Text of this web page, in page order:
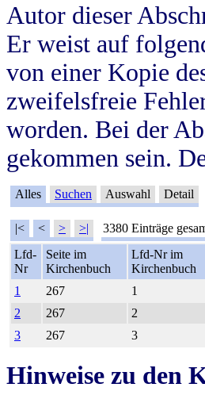
Autor dieser
Er weist auf
von einer Kopie
zweifelsfreie
worden. Bei der
gekommen sein.
Alles Suchen Auswahl Detail
|< < > >| 3380 Einträge
Lfd-
Nr
Seite im
Kirchenbuch
Lfd-Nr im
Kirchenbuch
1
267 1
2
267 2
3
267 3
Hinweise zu den